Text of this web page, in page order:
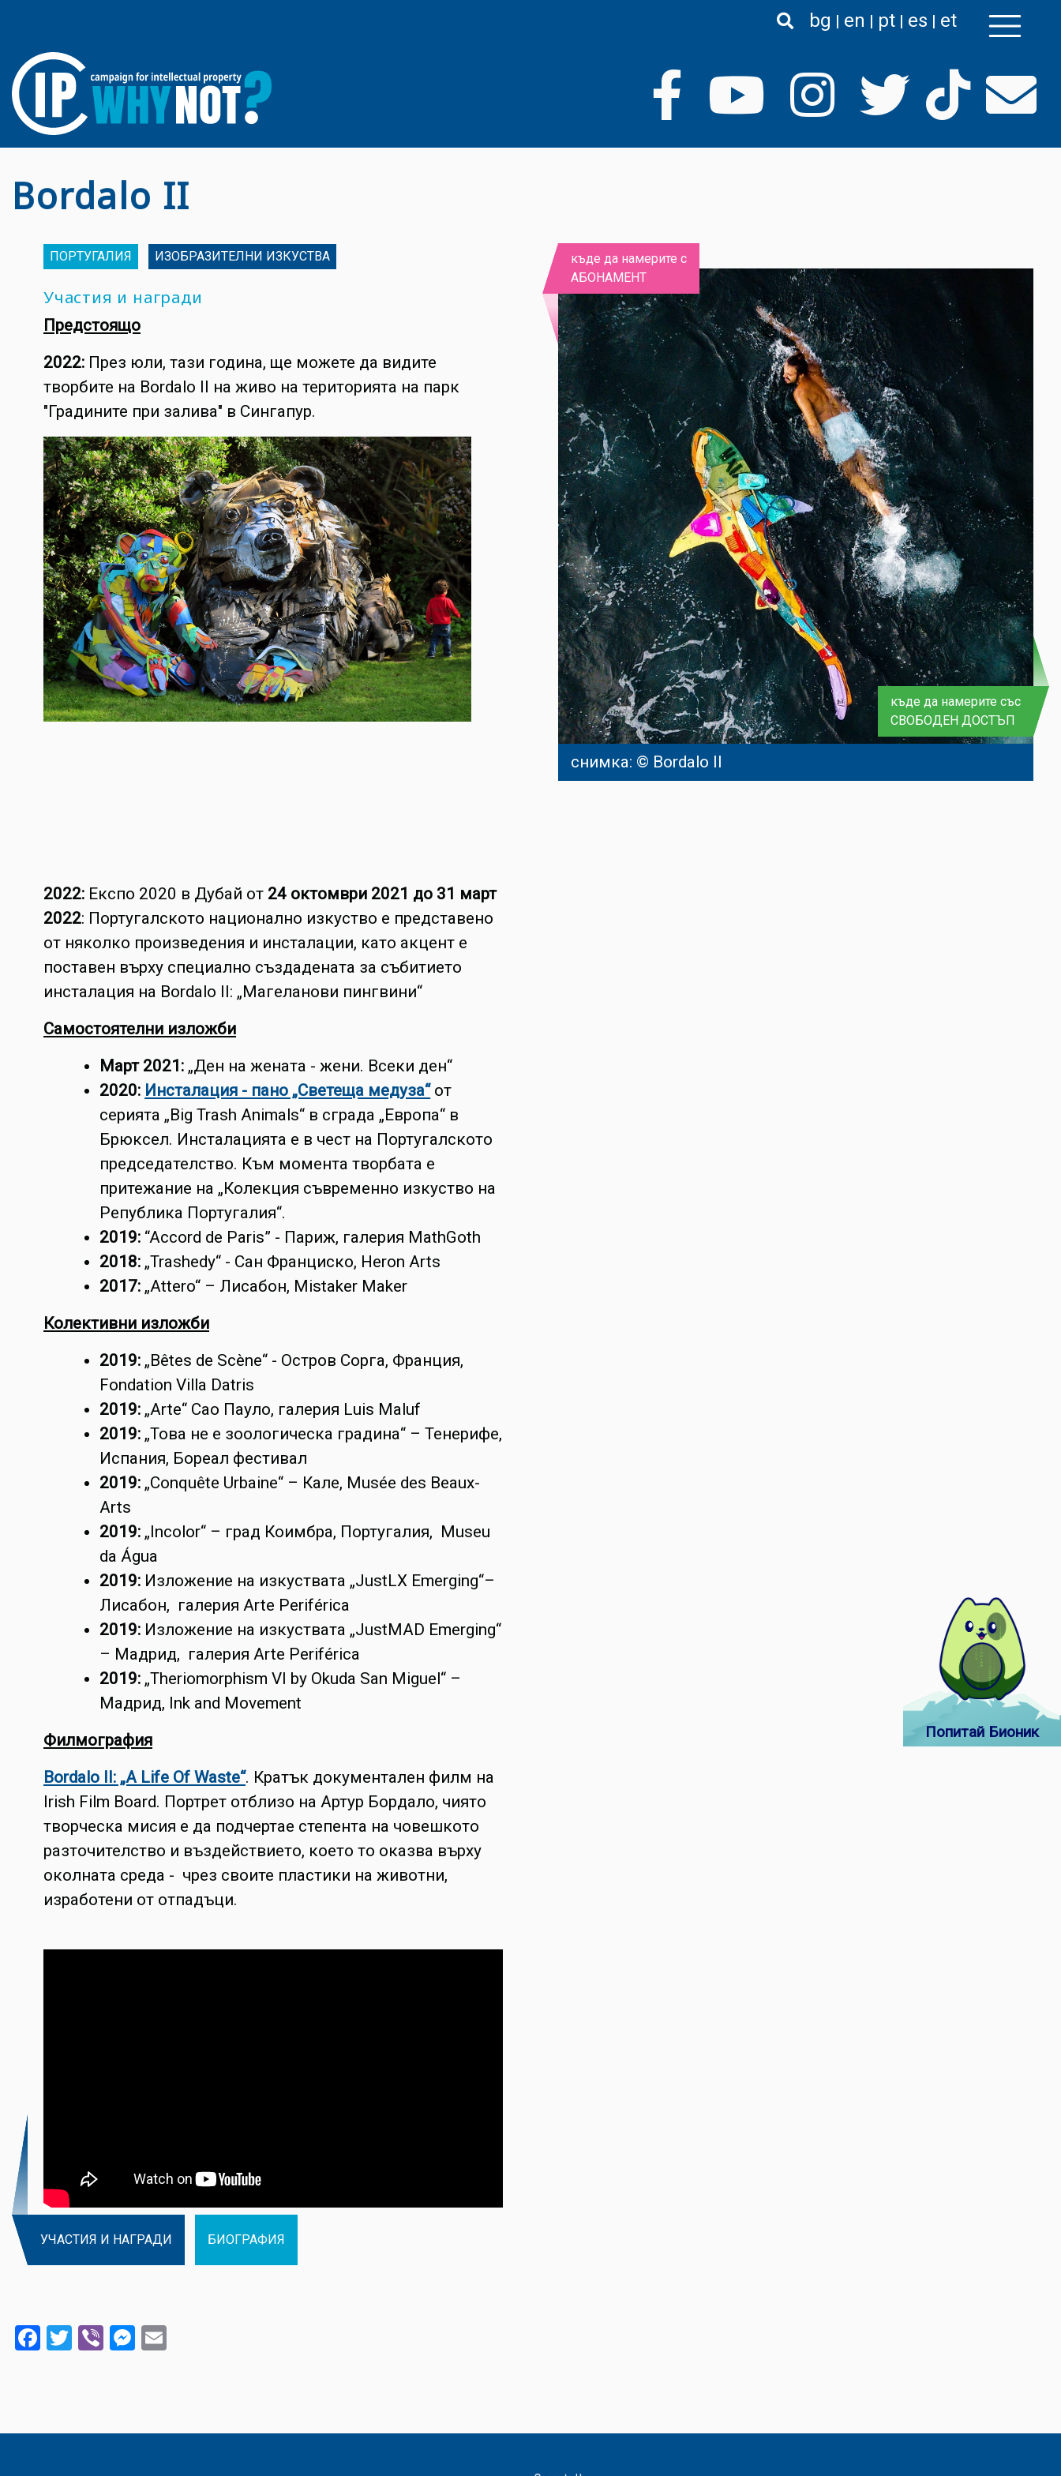
bg en pt es et
Bordalo II
ПОРТУГАЛИЯ ИЗОБРАЗИТЕЛНИ ИЗКУСТВА
Участия и награди
Предстоящо
2022: През юли, тази година, ще можете да видите
творбите на Bordalo II на живо на територията на парк
"Градините при залива" в Сингапур.
2022: Експо 2020 в Дубай от 24 октомври 2021 до 31 март
2022: Португалското национално изкуство е представено
от няколко произведения и инсталации, като акцент е
поставен върху специално създадената за събитието
инсталация на Bordalo II: „Магеланови пингвини“
Самостоятелни изложби
Март 2021: „Ден на жената - жени. Всеки ден“
2020: Инсталация - пано „Светеща медуза“от
серията „Big Trash Animals“ в сграда „Европа“ в
Брюксел. Инсталацията е в чест на Португалското
председателство. Към момента творбата е
притежание на „Колекция съвременно изкуство на
Република Португалия“.
2019: “Accord de Paris” - Париж, галерия MathGoth
2018: „Trashedy“ - Сан Франциско, Heron Arts
2017: „Attero“ – Лисабон, Mistaker Maker
Колективни изложби
2019: „Bêtes de Scène“ - Остров Сорга, Франция,
Fondation Villa Datris
2019: „Arte“ Сао Пауло, галерия Luis Maluf
2019: „Това не е зоологическа градина“ – Тенерифе,
Испания, Бореал фестивал
2019: „Conquête Urbaine“ – Кале, Musée des Beaux-
Arts
2019: „Incolor“ – град Коимбра, Португалия, Museu
da Água
2019: Изложение на изкуствата „JustLX Emerging“–
Лисабон, галерия Arte Periférica
2019: Изложение на изкуствата „JustMAD Emerging“
– Мадрид, галерия Arte Periférica
2019: „Theriomorphism VI by Okuda San Miguel“ –
Мадрид, Ink and Movement
Филмография
Bordalo II: „A Life Of Waste“. Кратък документален филм на
Irish Film Board. Портрет отблизо на Артур Бордало, чиято
творческа мисия е да подчертае степента на човешкото
разточителство и въздействието, което то оказва върху
околната среда - чрез своите пластики на животни,
изработени от отпадъци.
УЧАСТИЯ И НАГРАДИ БИОГРАФИЯ
снимка: © Bordalo II
къде да намерите с
АБОНАМЕНТ
къде да намерите със
СВОБОДЕН ДОСТЪП
Facebook
Twitter
ViberMessenger
Попитай Бионик